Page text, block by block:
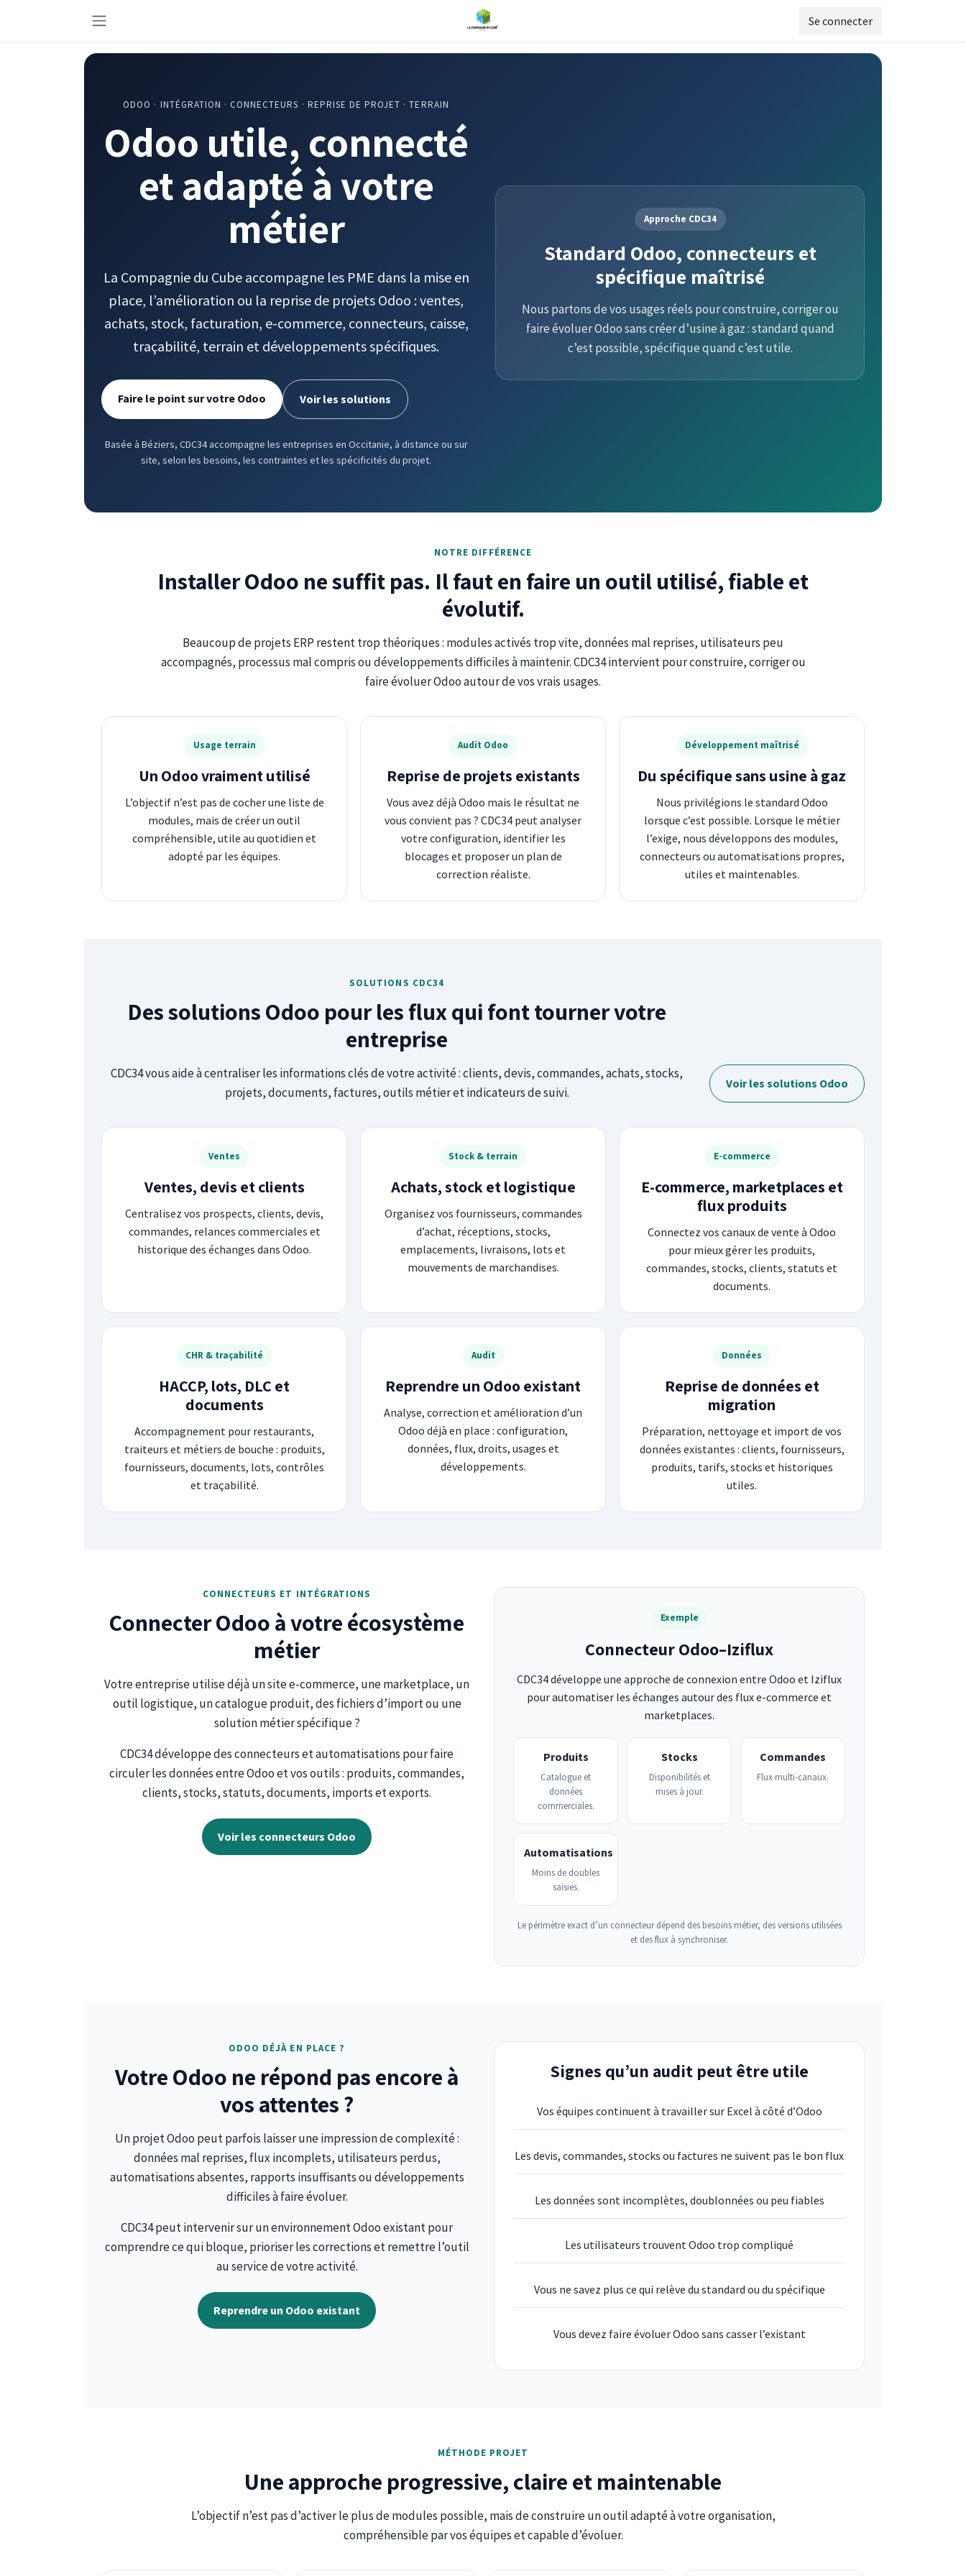
Se connecter
ODOO · INTÉGRATION · CONNECTEURS · REPRISE DE PROJET · TERRAIN
Odoo utile, connecté
et adapté à votre
métier
La Compagnie du Cube accompagne les PME dans la mise en
place, l’amélioration ou la reprise de projets Odoo : ventes,
achats, stock, facturation, e-commerce, connecteurs, caisse,
traçabilité, terrain et développements spécifiques.
Faire le point sur votre Odoo Voir les solutions
Basée à Béziers, CDC34 accompagne les entreprises en Occitanie, à distance ou sur
site, selon les besoins, les contraintes et les spécificités du projet.
Approche CDC34
Standard Odoo, connecteurs et
spécifique maîtrisé
Nous partons de vos usages réels pour construire, corriger ou
faire évoluer Odoo sans créer d’usine à gaz : standard quand
c’est possible, spécifique quand c’est utile.
NOTRE DIFFÉRENCE
Installer Odoo ne suffit pas. Il faut en faire un outil utilisé, fiable et
évolutif.
Beaucoup de projets ERP restent trop théoriques : modules activés trop vite, données mal reprises, utilisateurs peu
accompagnés, processus mal compris ou développements difficiles à maintenir. CDC34 intervient pour construire, corriger ou
faire évoluer Odoo autour de vos vrais usages.
Usage terrain
Un Odoo vraiment utilisé
L’objectif n’est pas de cocher une liste de
modules, mais de créer un outil
compréhensible, utile au quotidien et
adopté par les équipes.
Audit Odoo
Reprise de projets existants
Vous avez déjà Odoo mais le résultat ne
vous convient pas ? CDC34 peut analyser
votre configuration, identifier les
blocages et proposer un plan de
correction réaliste.
Développement maîtrisé
Du spécifique sans usine à gaz
Nous privilégions le standard Odoo
lorsque c’est possible. Lorsque le métier
l’exige, nous développons des modules,
connecteurs ou automatisations propres,
utiles et maintenables.
SOLUTIONS CDC34
Des solutions Odoo pour les flux qui font tourner votre
entreprise
CDC34 vous aide à centraliser les informations clés de votre activité : clients, devis, commandes, achats, stocks,
projets, documents, factures, outils métier et indicateurs de suivi.
Voir les solutions Odoo
Ventes
Ventes, devis et clients
Centralisez vos prospects, clients, devis,
commandes, relances commerciales et
historique des échanges dans Odoo.
Stock & terrain
Achats, stock et logistique
Organisez vos fournisseurs, commandes
d’achat, réceptions, stocks,
emplacements, livraisons, lots et
mouvements de marchandises.
E-commerce
E-commerce, marketplaces et
flux produits
Connectez vos canaux de vente à Odoo
pour mieux gérer les produits,
commandes, stocks, clients, statuts et
documents.
CHR & traçabilité
HACCP, lots, DLC et
documents
Accompagnement pour restaurants,
traiteurs et métiers de bouche : produits,
fournisseurs, documents, lots, contrôles
et traçabilité.
Audit
Reprendre un Odoo existant
Analyse, correction et amélioration d’un
Odoo déjà en place : configuration,
données, flux, droits, usages et
développements.
Données
Reprise de données et
migration
Préparation, nettoyage et import de vos
données existantes : clients, fournisseurs,
produits, tarifs, stocks et historiques
utiles.
CONNECTEURS ET INTÉGRATIONS
Connecter Odoo à votre écosystème
métier
Votre entreprise utilise déjà un site e-commerce, une marketplace, un
outil logistique, un catalogue produit, des fichiers d’import ou une
solution métier spécifique ?
CDC34 développe des connecteurs et automatisations pour faire
circuler les données entre Odoo et vos outils : produits, commandes,
clients, stocks, statuts, documents, imports et exports.
Voir les connecteurs Odoo
Exemple
Connecteur Odoo–Iziflux
CDC34 développe une approche de connexion entre Odoo et Iziflux
pour automatiser les échanges autour des flux e-commerce et
marketplaces.
Produits
Catalogue et
données
commerciales.
Stocks
Disponibilités et
mises à jour.
Commandes
Flux multi-canaux.
Automatisations
Moins de doubles
saisies.
Le périmètre exact d’un connecteur dépend des besoins métier, des versions utilisées
et des flux à synchroniser.
ODOO DÉJÀ EN PLACE ?
Votre Odoo ne répond pas encore à
vos attentes ?
Un projet Odoo peut parfois laisser une impression de complexité :
données mal reprises, flux incomplets, utilisateurs perdus,
automatisations absentes, rapports insuffisants ou développements
difficiles à faire évoluer.
CDC34 peut intervenir sur un environnement Odoo existant pour
comprendre ce qui bloque, prioriser les corrections et remettre l’outil
au service de votre activité.
Reprendre un Odoo existant
Signes qu’un audit peut être utile
Vos équipes continuent à travailler sur Excel à côté d’Odoo
Les devis, commandes, stocks ou factures ne suivent pas le bon flux
Les données sont incomplètes, doublonnées ou peu fiables
Les utilisateurs trouvent Odoo trop compliqué
Vous ne savez plus ce qui relève du standard ou du spécifique
Vous devez faire évoluer Odoo sans casser l’existant
MÉTHODE PROJET
Une approche progressive, claire et maintenable
L’objectif n’est pas d’activer le plus de modules possible, mais de construire un outil adapté à votre organisation,
compréhensible par vos équipes et capable d’évoluer.